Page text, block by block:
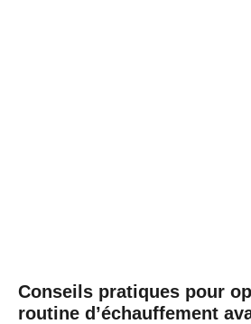
Conseils pratiques pour
routine d’échauffement